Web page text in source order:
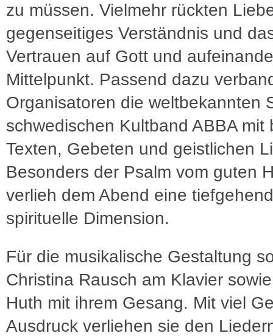
zu müssen. Vielmehr rückten
gegenseitiges Verständnis und
Vertrauen auf Gott und
Mittelpunkt. Passend dazu
Organisatoren die weltbekannten
schwedischen Kultband ABBA mit
Texten, Gebeten und geistlichen
Besonders der Psalm vom guten
verlieh dem Abend eine
spirituelle Dimension.
Für die musikalische Gestaltung
Christina Rausch am Klavier
Huth mit ihrem Gesang. Mit viel
Ausdruck verliehen sie den